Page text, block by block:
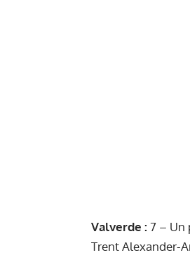
Valverde : 7 – Un
Trent Alexander-